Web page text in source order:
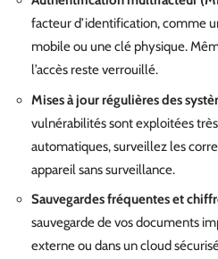
facteur d’identification, comme
mobile ou une clé physique.
l’accès reste verrouillé.
Mises à jour régulières des
vulnérabilités sont exploitées
automatiques, surveillez les
appareil sans surveillance.
Sauvegardes fréquentes et
sauvegarde de vos documents
externe ou dans un cloud